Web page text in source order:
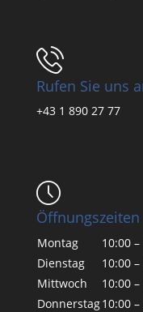
Rufen Sie uns
+43 1 890 27 77
Öffnungszeiten
Montag
10:00
Dienstag
10:00
Mittwoch
10:00
Donnerstag10:00